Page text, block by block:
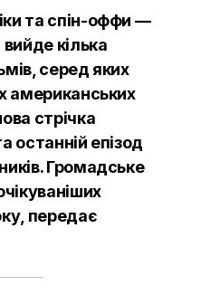
та спін-оффи —
кілька
серед яких
американських
стрічка
останній епізод
Громадське
передає